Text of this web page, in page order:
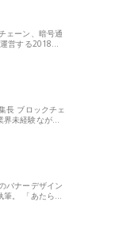
ェーン、暗号通
営する2018…
長 ブロックチェ
界未経験なが…
バナーデザイン
筆。 「あたら…